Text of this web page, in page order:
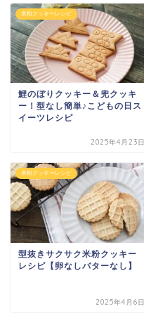
米粉クッキーレシピ
鯉のぼりクッキー＆兜クッキ
ー！型なし簡単♪こどもの日ス
イーツレシピ
2025年4月23日
米粉クッキーレシピ
型抜きサクサク米粉クッキー
レシピ【卵なしバターなし】
2025年4月6日